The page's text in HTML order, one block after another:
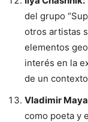
del grupo
otros artistas
elementos
interés en la
de un
Vladimir
como poeta y